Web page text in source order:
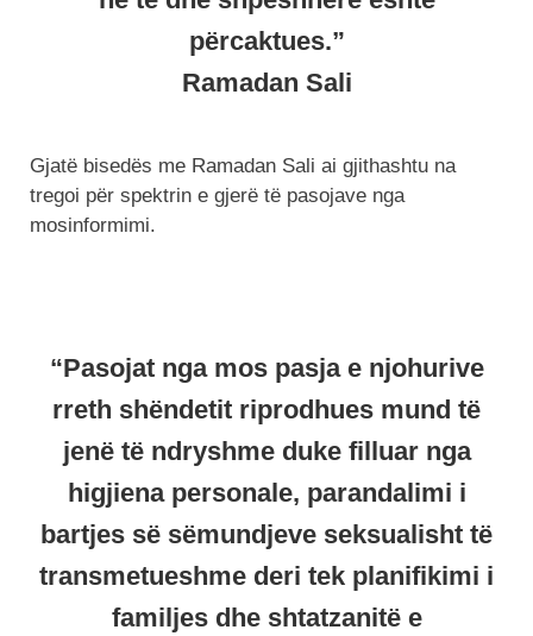
përcaktues.”
Ramadan Sali
Gjatë bisedës me Ramadan Sali ai gjithashtu na
tregoi për spektrin e gjerë të pasojave nga
mosinformimi.
“Pasojat nga mos pasja e njohurive
rreth shëndetit riprodhues mund të
jenë të ndryshme duke filluar nga
higjiena personale, parandalimi i
bartjes së sëmundjeve seksualisht të
transmetueshme deri tek planifikimi i
familjes dhe shtatzanitë e